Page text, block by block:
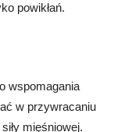
powikłań.
wspomagania
w przywracaniu
mięśniowej.